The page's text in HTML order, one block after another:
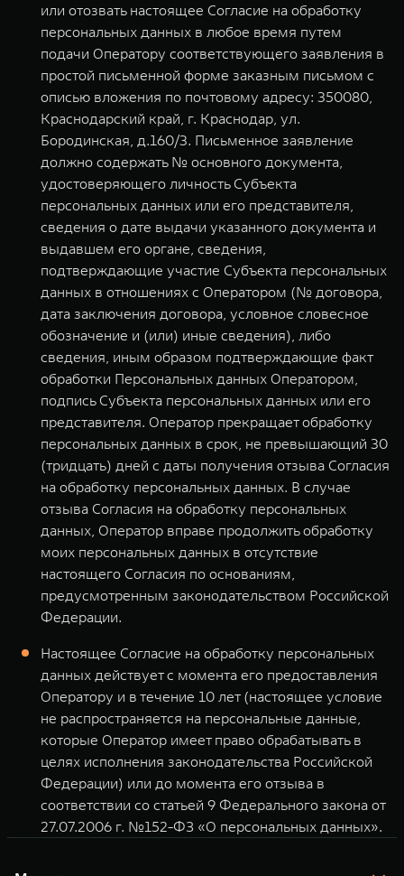
или отозвать настоящее Согласие на обработку
персональных данных в любое время путем
подачи Оператору соответствующего заявления в
простой письменной форме заказным письмом с
описью вложения по почтовому адресу: 350080,
Краснодарский край, г. Краснодар, ул.
Бородинская, д.160/3. Письменное заявление
должно содержать № основного документа,
удостоверяющего личность Субъекта
персональных данных или его представителя,
сведения о дате выдачи указанного документа и
выдавшем его органе, сведения,
подтверждающие участие Субъекта персональных
данных в отношениях с Оператором (№ договора,
дата заключения договора, условное словесное
обозначение и (или) иные сведения), либо
сведения, иным образом подтверждающие факт
обработки Персональных данных Оператором,
подпись Субъекта персональных данных или его
представителя. Оператор прекращает обработку
персональных данных в срок, не превышающий 30
(тридцать) дней с даты получения отзыва Согласия
на обработку персональных данных. В случае
отзыва Согласия на обработку персональных
данных, Оператор вправе продолжить обработку
моих персональных данных в отсутствие
настоящего Согласия по основаниям,
предусмотренным законодательством Российской
Федерации.
Настоящее Согласие на обработку персональных
данных действует с момента его предоставления
Оператору и в течение 10 лет (настоящее условие
не распространяется на персональные данные,
которые Оператор имеет право обрабатывать в
целях исполнения законодательства Российской
Федерации) или до момента его отзыва в
соответствии со статьей 9 Федерального закона от
27.07.2006 г. №152-ФЗ «О персональных данных».